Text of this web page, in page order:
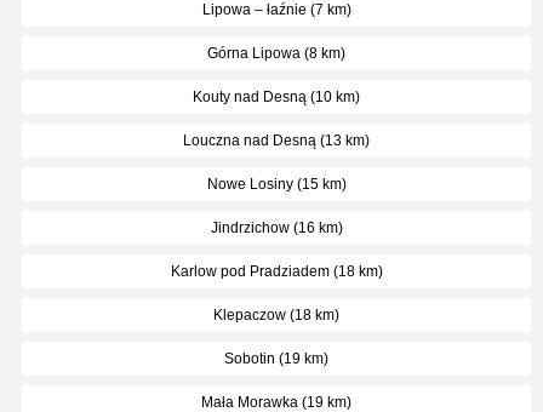
Lipowa – łaźnie (7 km)
Górna Lipowa (8 km)
Kouty nad Desną (10 km)
Louczna nad Desną (13 km)
Nowe Losiny (15 km)
Jindrzichow (16 km)
Karlow pod Pradziadem (18 km)
Klepaczow (18 km)
Sobotin (19 km)
Mała Morawka (19 km)